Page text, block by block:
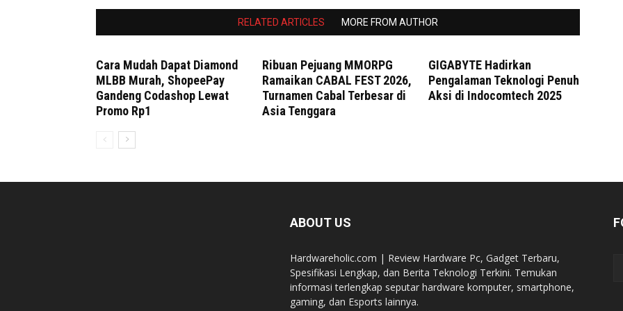
RELATED ARTICLES MORE FROM AUTHOR
Cara Mudah Dapat Diamond
MLBB Murah, ShopeePay
Gandeng Codashop Lewat
Promo Rp1
Ribuan Pejuang MMORPG
Ramaikan CABAL FEST 2026,
Turnamen Cabal Terbesar di
Asia Tenggara
GIGABYTE Hadirkan
Pengalaman Teknologi Penuh
Aksi di Indocomtech 2025
ABOUT US
Hardwareholic.com | Review Hardware Pc, Gadget Terbaru,
Spesifikasi Lengkap, dan Berita Teknologi Terkini. Temukan
informasi terlengkap seputar hardware komputer, smartphone,
gaming, dan Esports lainnya.